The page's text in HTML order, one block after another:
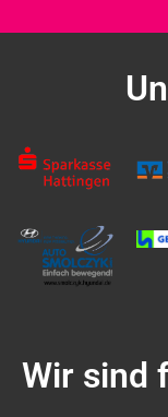
Wir sind